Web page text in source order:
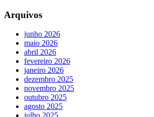
Arquivos
junho 2026
maio 2026
abril 2026
fevereiro 2026
janeiro 2026
dezembro 2025
novembro 2025
outubro 2025
agosto 2025